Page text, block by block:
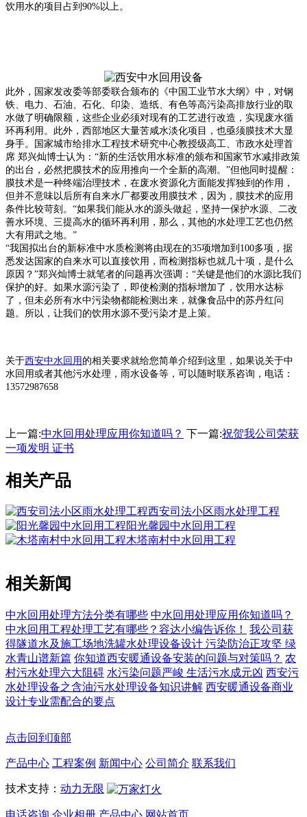
饮用水的项目占到90%以上。
此外，国家发改委等部委联合颁布的《中国工业节水大纲》中，对钢
铁、电力、石油、石化、印染、造纸、有色等高污染高排放行业的取
水做了明确限额，这些企业必须对现有的工艺进行改造，实现废水循
环再利用。此外，西部地区大量苦咸水淡化项目，也亟须膜技术大显
身手。国家城市给排水工程技术研究中心教授级高工、市政水处理首
席 郑兴灿博士认为：“新的生活饮用水标准的颁布和国家节水减排政策
的出台，必然把膜技术的应用推向一个全新的高潮。”但他同时提醒：
膜技术是一种终端治理技术，在废水资源化方面能发挥独到的作用，
但并不意味以后所有自来水厂都要改用膜技术，因为，膜技术的应用
条件比较苛刻。“如果我们能从水的源头做起，坚持一保护水源、二改
善水环境、三提高水的循环再利用，那么，其他的水处理工艺也仍然
大有用武之地。”
“我国拟出台的新标准中水质检测将由现在的35项增加到100多项，据
悉发达国家的自来水可以直接饮用，而检测指标也就几十项，是什么
原因？”郑兴灿博士就笔者的问题再次强调：“关键是他们的水源比我们
保护的好。如果水源污染了，即使检测的指标增加了，饮用水达标
了，但未必所有水中污染物都能检测出来，就像食品中的苏丹红问
题。所以，让我们的饮用水源不受污染才是上策。
关于西安中水回用 的相关要求就给您简单介绍到这里，如果说关于中
水回用或者其他污水处理，雨水设备等，可以随时联系咨询，电话：
13572987658
上一篇:中水回用​处理应用你知道吗？ 下一篇:祝贺我公司荣获
一项发明 证书
相关产品
西安司法小区雨水处理工程
阳光馨园中水回用工程
木塔南村中水回用工程
相关新闻
中水回用处理方法分类有哪些 中水回用​处理应用你知道吗？
中水回用工程处理工艺有哪些？容达小编告诉你！
我公司获
得隧道水及施工场地洗罐水处理设备设计 污染防治正攻坚 绿
水青山谱新篇 你知道西安暖通设备安装的问题与对策吗？ 农
村污水处理六大阻碍 水污染问题严峻 生活污水成元凶 西安污
水处理设备之含油污水处理设备知识讲解 西安暖通设备商业
设计专业需配合的要点
点击回到顶部
产品中心 工程案例 新闻中心 公司简介 联系我们
技术支持： 动力无限
电话咨询 企业相册 产品中心 网站首页